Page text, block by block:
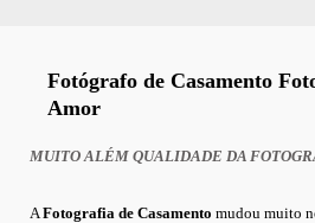
Fotógrafo de Casamento
Amor
MUITO ALÉM QUALIDADE DA
A Fotografia de Casamento mudou muito